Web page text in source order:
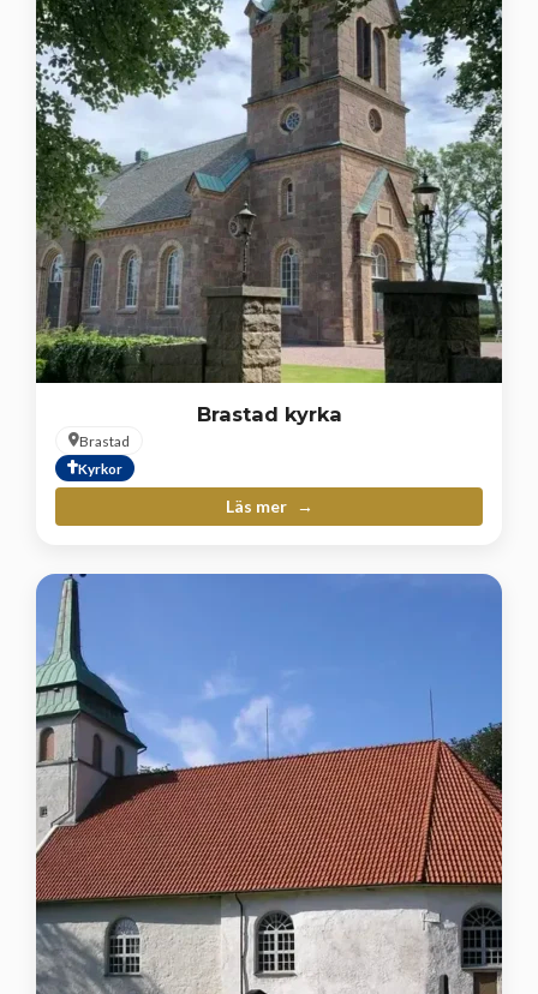
Brastad kyrka
Brastad
Kyrkor
Läs mer